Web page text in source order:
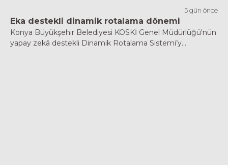
5 gün önce
Eka destekli dinamik rotalama dönemi
Konya Büyükşehir Belediyesi KOSKİ Genel Müdürlüğü'nün
yapay zekâ destekli Dinamik Rotalama Sistemi’y...